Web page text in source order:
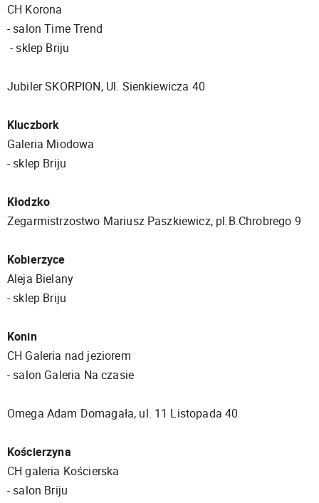
CH Korona
- salon Time Trend
- sklep Briju
Jubiler SKORPION, Ul. Sienkiewicza 40
Kluczbork
Galeria Miodowa
- sklep Briju
Kłodzko
Zegarmistrzostwo Mariusz Paszkiewicz, pl.B.Chrobrego 9
Kobierzyce
Aleja Bielany
- sklep Briju
Konin
CH Galeria nad jeziorem
- salon Galeria Na czasie
Omega Adam Domagała, ul. 11 Listopada 40
Kościerzyna
CH galeria Kościerska
- salon Briju